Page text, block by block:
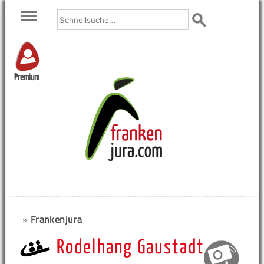
Premium
» Frankenjura
Rodelhang Gaustadt